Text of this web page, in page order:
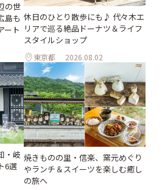
の世
島も
ート
休日のひとり散歩にも♪ 代々木エ
リアで巡る絶品ドーナツ＆ライフ
スタイルショップ
東京都 2026.08.02
・岐
6選
焼きものの里・信楽、窯元めぐり
やランチ＆スイーツを楽しむ癒し
の旅へ